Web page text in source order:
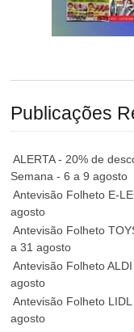
Publicações
ALERTA - 20% de
Semana - 6 a 9 agosto
Antevisão Folheto E-
agosto
Antevisão Folheto
a 31 agosto
Antevisão Folheto
agosto
Antevisão Folheto
agosto